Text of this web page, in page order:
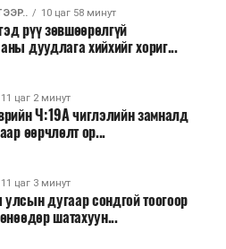
10 цаг 58 минут
рүү зөвшөөрөлгүй
дуудлага хийхийг хориг...
11 цаг 2 минут
Ч:19А чиглэлийн замналд
өөрчлөлт ор...
11 цаг 3 минут
дугаар сондгой тоогоор
шатахуун...